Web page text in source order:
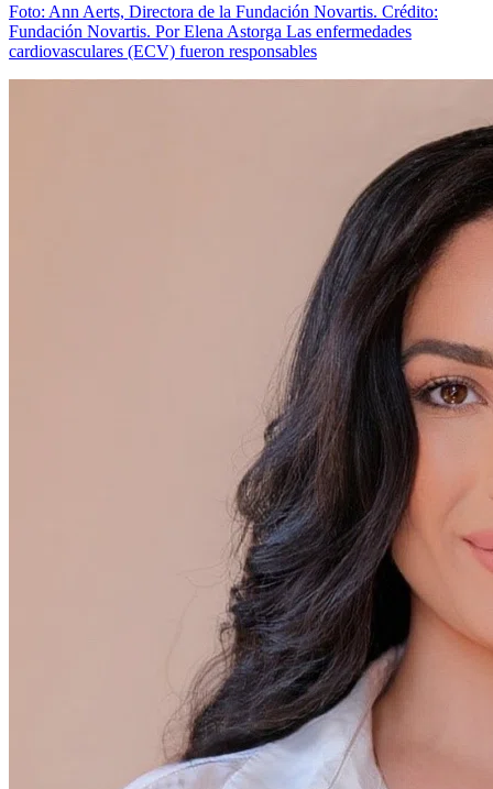
Foto: Ann Aerts, Directora de la Fundación Novartis. Crédito:
Fundación Novartis. Por Elena Astorga Las enfermedades
cardiovasculares (ECV) fueron responsables